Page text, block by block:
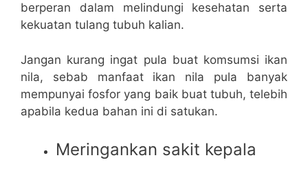
berperan dalam melindungi kesehatan serta
kekuatan tulang tubuh kalian.
Jangan kurang ingat pula buat komsumsi ikan
nila, sebab manfaat ikan nila pula banyak
mempunyai fosfor yang baik buat tubuh, telebih
apabila kedua bahan ini di satukan.
Meringankan sakit kepala